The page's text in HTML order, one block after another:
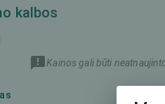
kalbos
Kainos gali būti